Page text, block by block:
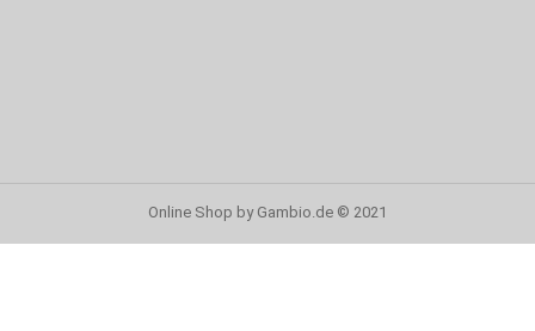
Online Shop by Gambio.de © 2021